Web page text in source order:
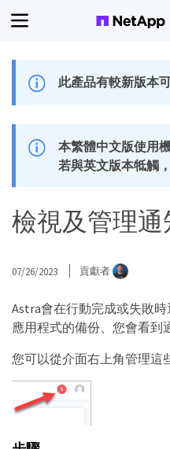
此產品有較新版本可
本繁體中文版使用
若與英文版本牴觸
檢視及管理通
07/26/2023 貢獻者
Astra會在行動完成或失敗
應用程式的備份、您會看到
您可以從介面右上角管理這